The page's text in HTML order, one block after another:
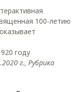
100-летию
году
г., Рубрика